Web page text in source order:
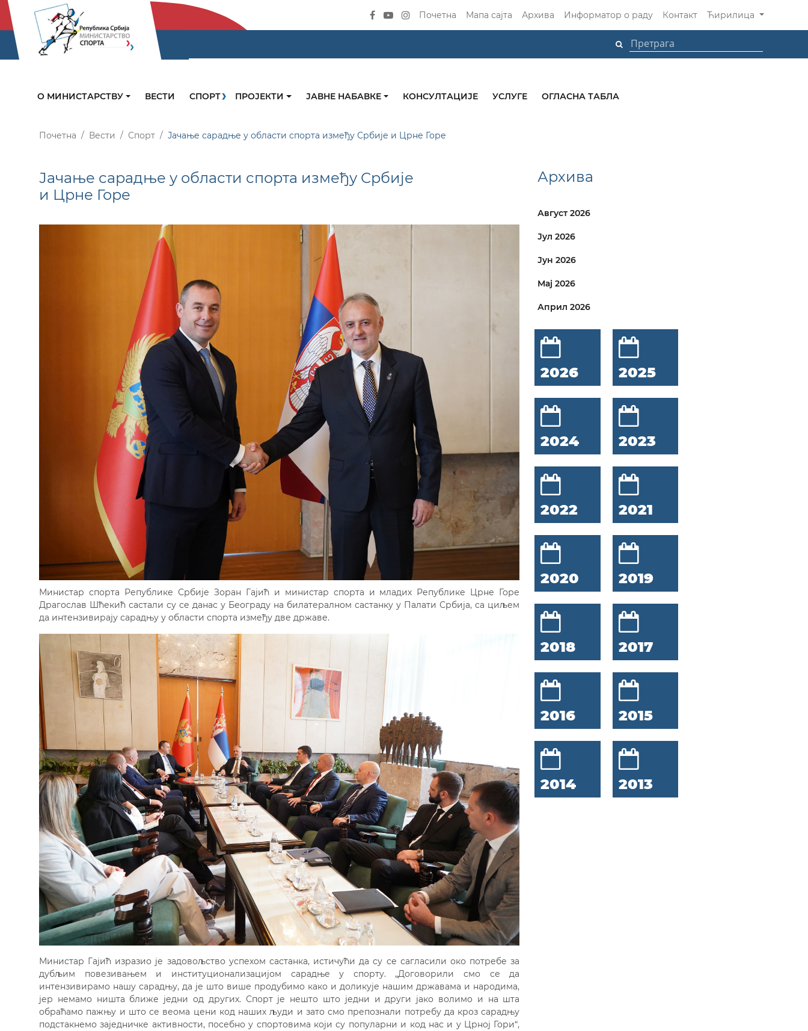
Почетна Мапа сајта Архива Информатор о раду Контакт Ћирилица
О МИНИСТАРСТВУ ВЕСТИ СПОРТ ПРОЈЕКТИ ЈАВНЕ НАБАВКЕ КОНСУЛТАЦИЈЕ УСЛУГЕ ОГЛАСНА ТАБЛА
Почетна Вести Спорт Јачање сарадње у области спорта између Србије и Црне Горе
Јачање сарадње у области спорта између Србије
и Црне Горе
Министар спорта Републике Србије Зоран Гајић и министар спорта и младих Републике Црне Горе
Драгослав Шћекић састали су се данас у Београду на билатералном састанку у Палати Србија, са циљем
да интензивирају сарадњу у области спорта између две државе.
Министар Гајић изразио је задовољство успехом састанка, истичући да су се сагласили око потребе за
дубљим повезивањем и институционализацијом сарадње у спорту. „Договорили смо се да
интензивирамо нашу сарадњу, да је што више продубимо како и доликује нашим државама и народима,
јер немамо ништа ближе једни од других. Спорт је нешто што једни и други јако волимо и на шта
обраћамо пажњу и што се веома цени код наших људи и зато смо препознали потребу да кроз сарадњу
подстакнемо заједничке активности, посебно у спортовима који су популарни и код нас и у Црној Гори“,
Архива
Август 2026
Јул 2026
Јун 2026
Мај 2026
Април 2026
2026 2025
2024 2023
2022 2021
2020 2019
2018 2017
2016 2015
2014 2013